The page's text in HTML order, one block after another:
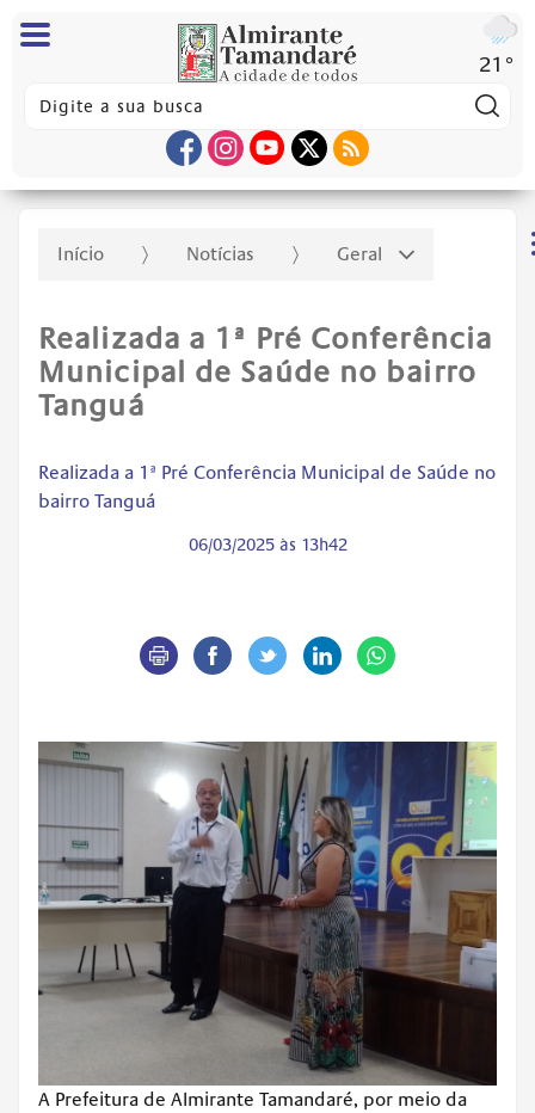
21°
Início Notícias Geral
Realizada a 1ª Pré Conferência
Municipal de Saúde no bairro
Tanguá
Realizada a 1ª Pré Conferência Municipal de Saúde no
bairro Tanguá
06/03/2025 às 13h42
A Prefeitura de Almirante Tamandaré, por meio da